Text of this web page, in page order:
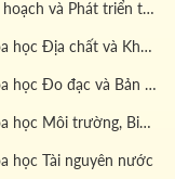
Cục Quy hoạch và Phát triển tài nguyên đất
Viện Khoa học Địa chất và Khoáng sản
Viện Khoa học Đo đạc và Bản đồ
Viện Khoa học Môi trường, Biển và Hải đảo
học Tài nguyên nước